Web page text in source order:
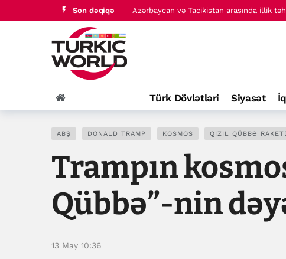
Son dəqiqə Azərbaycan və Tacikistan arasında illik
Türk Dövlətləri Siyasət
ABŞ DONALD TRAMP KOSMOS QIZIL QÜBBƏ
Trampın
Qübbə”-nin
13 May 10:36